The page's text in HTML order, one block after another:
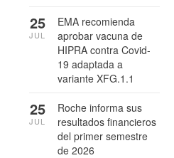
EMA recomienda
aprobar vacuna de
HIPRA contra Covid-
19 adaptada a
variante XFG.1.1
25
JUL
Roche informa sus
resultados financieros
del primer semestre
de 2026
25
JUL